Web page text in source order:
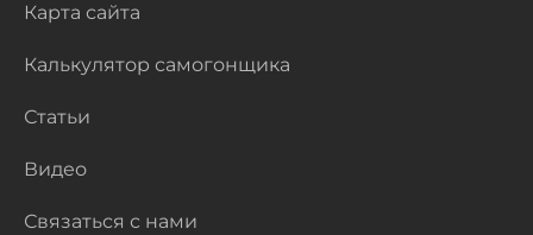
Карта сайта
Калькулятор самогонщика
Статьи
Видео
Связаться с нами